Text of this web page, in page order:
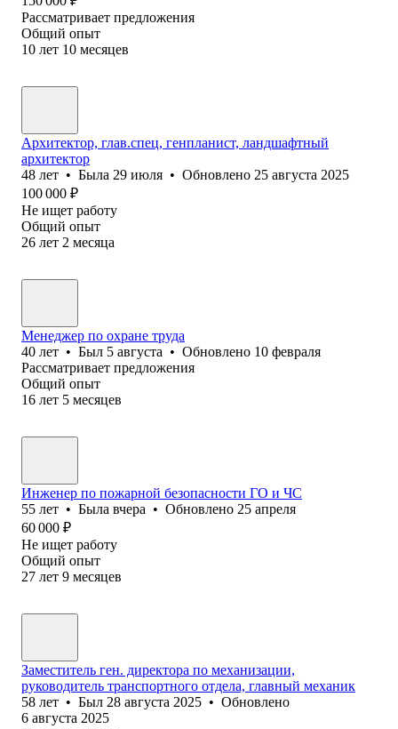
Рассматривает предложения
Общий опыт
10 лет 10 месяцев
Архитектор, глав.спец, генпланист, ландшафтный
архитектор
48 лет • Была 29 июля • Обновлено 25 августа 2025
100 000 ₽
Не ищет работу
Общий опыт
26 лет 2 месяца
Менеджер по охране труда
40 лет • Был 5 августа • Обновлено 10 февраля
Рассматривает предложения
Общий опыт
16 лет 5 месяцев
Инженер по пожарной безопасности ГО и ЧС
55 лет • Была вчера • Обновлено 25 апреля
60 000 ₽
Не ищет работу
Общий опыт
27 лет 9 месяцев
Заместитель ген. директора по механизации,
руководитель транспортного отдела, главный механик
58 лет • Был 28 августа 2025 • Обновлено
6 августа 2025